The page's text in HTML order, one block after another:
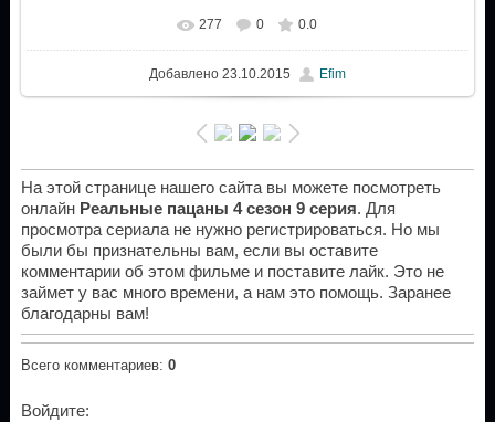
277 0 0.0
Добавлено23.10.2015 Efim
На этой странице нашего сайта вы можете посмотреть
онлайн Реальные пацаны 4 сезон 9 серия. Для
просмотра сериала не нужно регистрироваться. Но мы
были бы признательны вам, если вы оставите
комментарии об этом фильме и поставите лайк. Это не
займет у вас много времени, а нам это помощь. Заранее
благодарны вам!
Всего комментариев: 0
Войдите: